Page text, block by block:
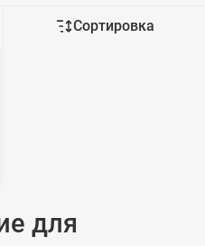
Сортировка
для